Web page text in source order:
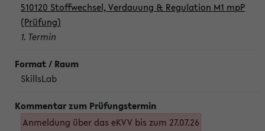
510120 Stoffwechsel, Verdauung & Regulation M1 mpP
(Prüfung)
1. Termin
SkillsLab
Anmeldung über das eKVV bis zum 27.07.26